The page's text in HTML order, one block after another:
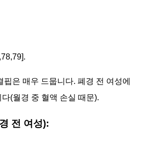
핍은 매우 드뭅니다. 폐경 전 여성에
(월경 중 혈액 손실 때문).
전 여성):